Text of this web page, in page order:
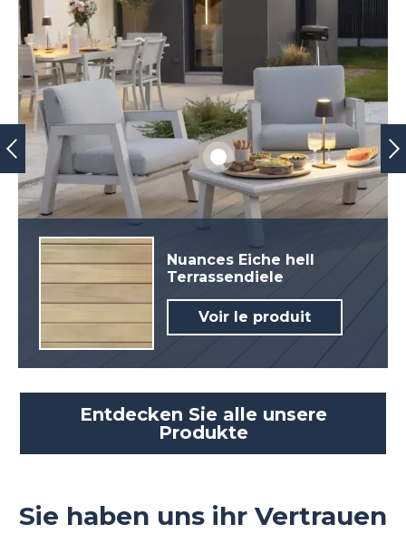
Nuances Eiche hell
Terrassendiele
Voir le produit
Entdecken Sie alle unsere
Produkte
Sie haben uns ihr Vertrauen